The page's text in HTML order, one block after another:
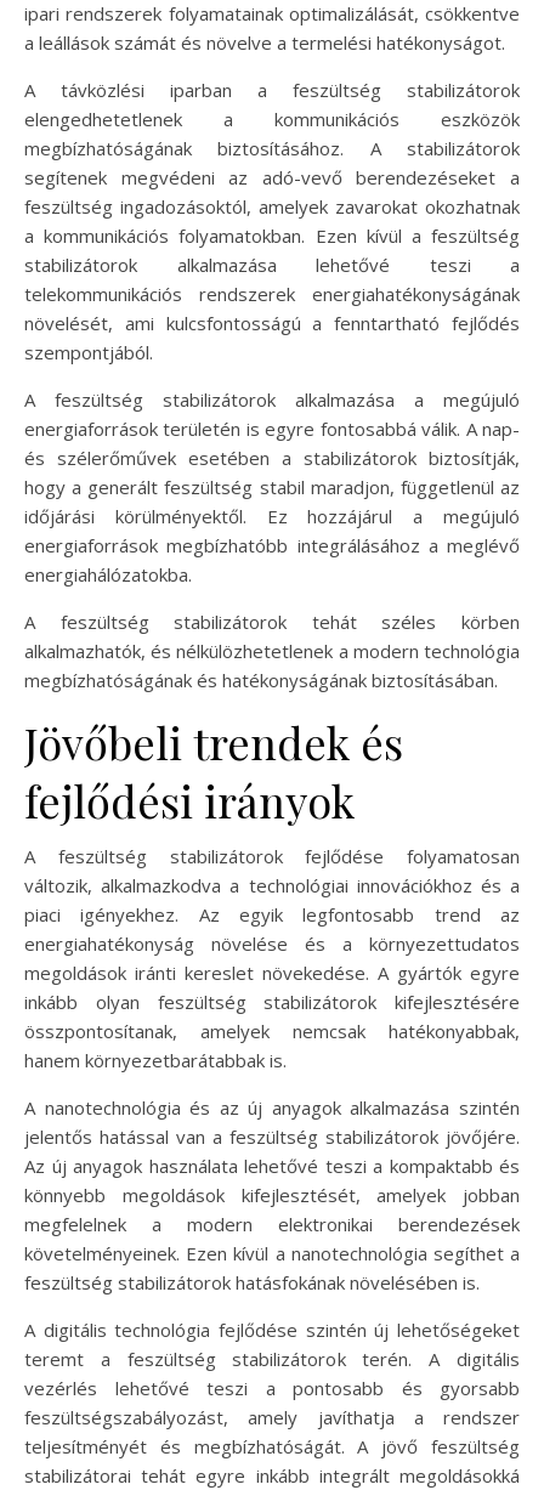
ipari rendszerek folyamatainak optimalizálását, csökkentve
a leállások számát és növelve a termelési hatékonyságot.
A távközlési iparban a feszültség stabilizátorok
elengedhetetlenek a kommunikációs eszközök
megbízhatóságának biztosításához. A stabilizátorok
segítenek megvédeni az adó-vevő berendezéseket a
feszültség ingadozásoktól, amelyek zavarokat okozhatnak
a kommunikációs folyamatokban. Ezen kívül a feszültség
stabilizátorok alkalmazása lehetővé teszi a
telekommunikációs rendszerek energiahatékonyságának
növelését, ami kulcsfontosságú a fenntartható fejlődés
szempontjából.
A feszültség stabilizátorok alkalmazása a megújuló
energiaforrások területén is egyre fontosabbá válik. A nap-
és szélerőművek esetében a stabilizátorok biztosítják,
hogy a generált feszültség stabil maradjon, függetlenül az
időjárási körülményektől. Ez hozzájárul a megújuló
energiaforrások megbízhatóbb integrálásához a meglévő
energiahálózatokba.
A feszültség stabilizátorok tehát széles körben
alkalmazhatók, és nélkülözhetetlenek a modern technológia
megbízhatóságának és hatékonyságának biztosításában.
Jövőbeli trendek és
fejlődési irányok
A feszültség stabilizátorok fejlődése folyamatosan
változik, alkalmazkodva a technológiai innovációkhoz és a
piaci igényekhez. Az egyik legfontosabb trend az
energiahatékonyság növelése és a környezettudatos
megoldások iránti kereslet növekedése. A gyártók egyre
inkább olyan feszültség stabilizátorok kifejlesztésére
összpontosítanak, amelyek nemcsak hatékonyabbak,
hanem környezetbarátabbak is.
A nanotechnológia és az új anyagok alkalmazása szintén
jelentős hatással van a feszültség stabilizátorok jövőjére.
Az új anyagok használata lehetővé teszi a kompaktabb és
könnyebb megoldások kifejlesztését, amelyek jobban
megfelelnek a modern elektronikai berendezések
követelményeinek. Ezen kívül a nanotechnológia segíthet a
feszültség stabilizátorok hatásfokának növelésében is.
A digitális technológia fejlődése szintén új lehetőségeket
teremt a feszültség stabilizátorok terén. A digitális
vezérlés lehetővé teszi a pontosabb és gyorsabb
feszültségszabályozást, amely javíthatja a rendszer
teljesítményét és megbízhatóságát. A jövő feszültség
stabilizátorai tehát egyre inkább integrált megoldásokká